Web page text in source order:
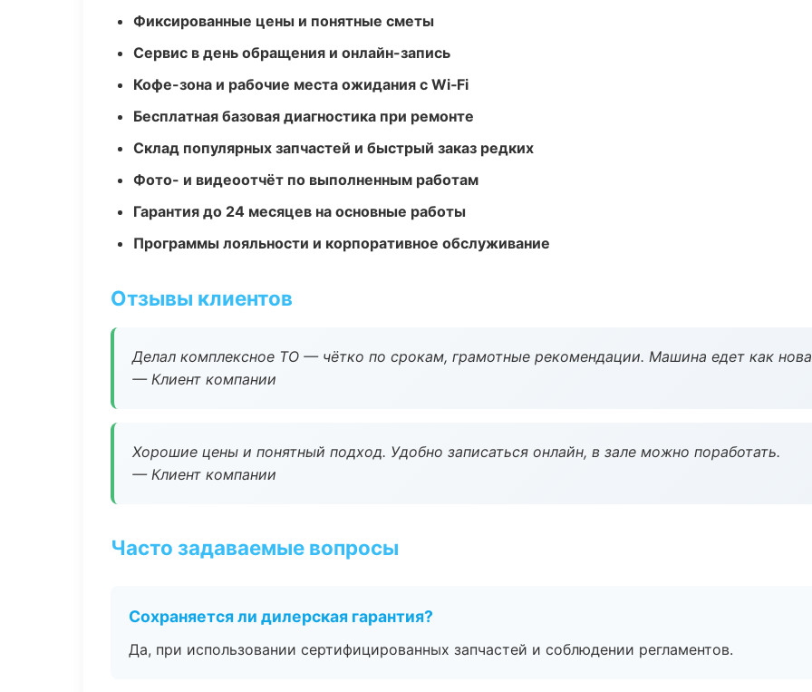
Фиксированные цены и понятные сметы
Сервис в день обращения и онлайн-запись
Кофе-зона и рабочие места ожидания с Wi‑Fi
Бесплатная базовая диагностика при ремонте
Склад популярных запчастей и быстрый заказ редких
Фото- и видеоотчёт по выполненным работам
Гарантия до 24 месяцев на основные работы
Программы лояльности и корпоративное обслуживание
Отзывы клиентов
Делал комплексное ТО — чётко по срокам, грамотные рекомендации. Машина едет как
— Клиент компании
Хорошие цены и понятный подход. Удобно записаться онлайн, в зале можно поработать.
— Клиент компании
Часто задаваемые вопросы
Сохраняется ли дилерская гарантия?
Да, при использовании сертифицированных запчастей и соблюдении регламентов.